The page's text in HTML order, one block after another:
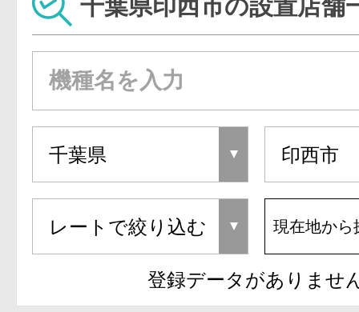
千葉県印西市の設置店舗
現在地から
登録データがありませ